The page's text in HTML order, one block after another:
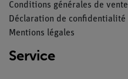
Conditions générales de vente
Déclaration de confidentialité
Mentions légales
Service